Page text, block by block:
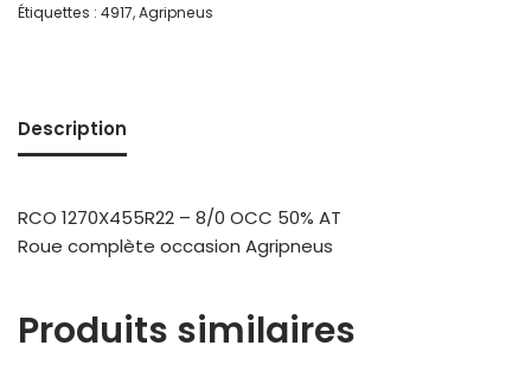
Étiquettes : 4917,Agripneus
Description
RCO 1270X455R22 – 8/0 OCC 50% AT
Roue complète occasion Agripneus
Produits similaires